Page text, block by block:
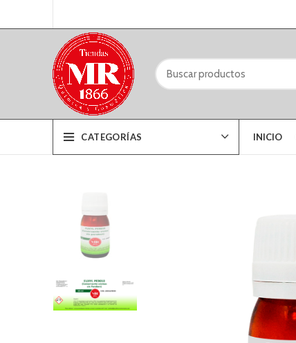
CATEGORÍAS INICIO